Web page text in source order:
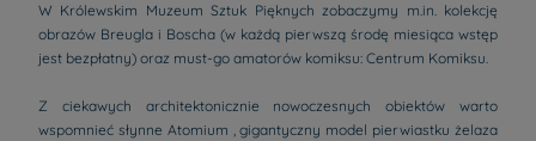
W Królewskim Muzeum Sztuk Pięknych zobaczymy m.in. kolekcję
obrazów Breugla i Boscha (w każdą pierwszą środę miesiąca wstęp
jest bezpłatny) oraz must-go amatorów komiksu: Centrum Komiksu.
Z ciekawych architektonicznie nowoczesnych obiektów warto
wspomnieć słynne Atomium , gigantyczny model pierwiastku żelaza